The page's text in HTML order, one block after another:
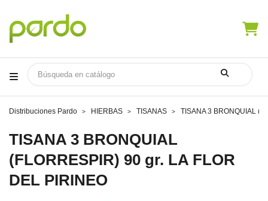
Distribuciones Pardo HIERBAS TISANAS TISANA 3 BRONQUIAL
TISANA 3 BRONQUIAL
(FLORRESPIR) 90 gr. LA FLOR
DEL PIRINEO